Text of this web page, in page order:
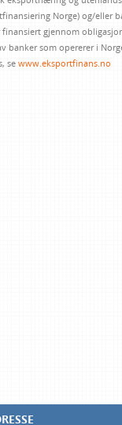
Norge) og/eller
gjennom
banker som opererer i
sewww.eksportfinans.no